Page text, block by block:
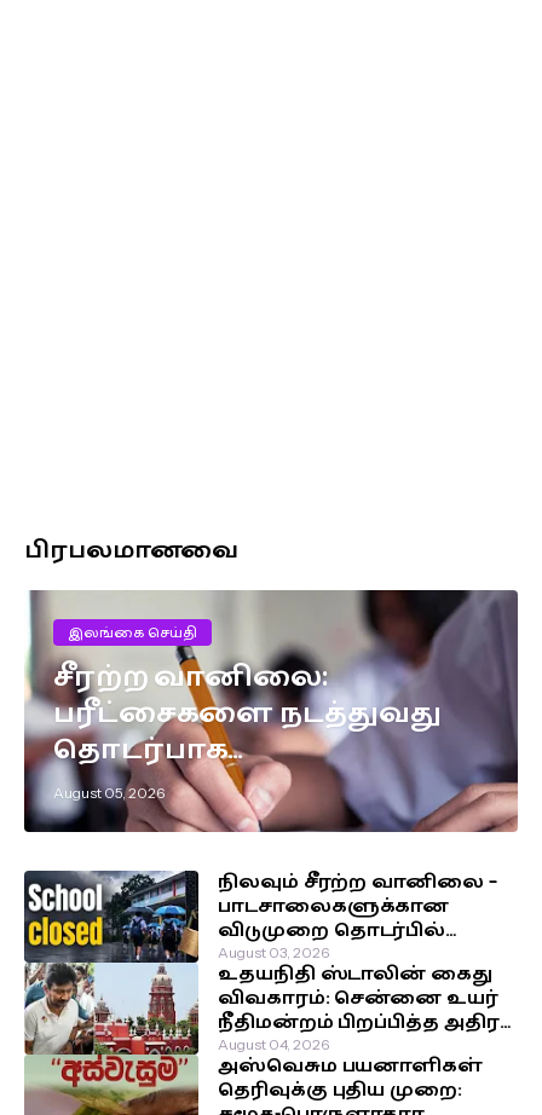
பிரபலமானவை
இலங்கை செய்தி
சீரற்ற வானிலை:
பரீட்சைகளை நடத்துவது
தொடர்பாக
எடுக்கப்பட்டுள்ள முக்கிய
தீர்மானம்!
August 05, 2026
நிலவும் சீரற்ற வானிலை –
பாடசாலைகளுக்கான
விடுமுறை தொடர்பில்
வௌியான தகவல்!
August 03, 2026
உதயநிதி ஸ்டாலின் கைது
விவகாரம்: சென்னை உயர்
நீதிமன்றம் பிறப்பித்த அதிரடி
உத்தரவு!
August 04, 2026
அஸ்வெசும பயனாளிகள்
தெரிவுக்கு புதிய முறை: